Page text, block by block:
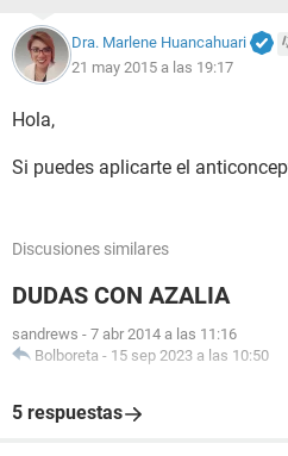
Dra. Marlene Huancahuari
21 may 2015 a las 19:17
Hola,
Si puedes aplicarte el
Discusiones similares
DUDAS CON AZALIA
sandrews - 7 abr 2014 a las 11:16
Bolboreta - 15 sep 2023 a las 10:50
5 respuestas